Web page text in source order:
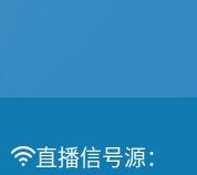
世界杯
直播信号源：